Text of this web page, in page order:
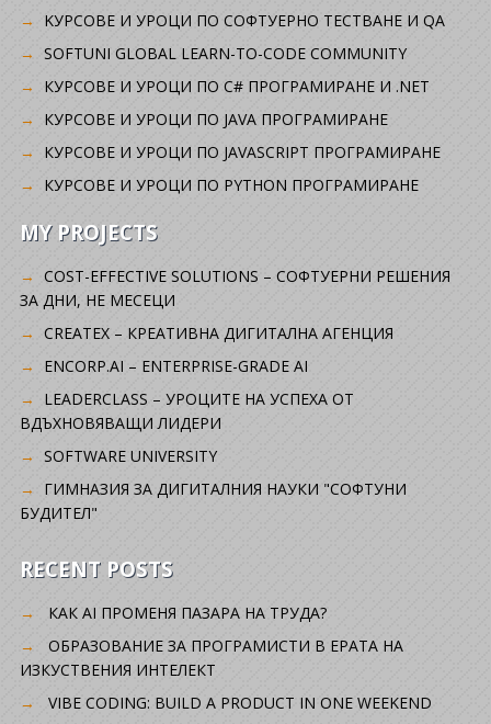
KУРСОВЕ И УРОЦИ ПО СОФТУЕРНО ТЕСТВАНЕ И QA
SOFTUNI GLOBAL LEARN-TO-CODE COMMUNITY
КУРСОВЕ И УРОЦИ ПО C# ПРОГРАМИРАНЕ И .NET
КУРСОВЕ И УРОЦИ ПО JAVA ПРОГРАМИРАНЕ
КУРСОВЕ И УРОЦИ ПО JAVASCRIPT ПРОГРАМИРАНЕ
КУРСОВЕ И УРОЦИ ПО PYTHON ПРОГРАМИРАНЕ
MY PROJECTS
COST-EFFECTIVE SOLUTIONS – СОФТУЕРНИ РЕШЕНИЯ
ЗА ДНИ, НЕ МЕСЕЦИ
CREATEX – КРЕАТИВНА ДИГИТАЛНА АГЕНЦИЯ
ENCORP.AI – ENTERPRISE-GRADE AI
LEADERCLASS – УРОЦИТЕ НА УСПЕХА ОТ
ВДЪХНОВЯВАЩИ ЛИДЕРИ
SOFTWARE UNIVERSITY
ГИМНАЗИЯ ЗА ДИГИТАЛНИЯ НАУКИ "СОФТУНИ
БУДИТЕЛ"
RECENT POSTS
КАК AI ПРОМЕНЯ ПАЗАРА НА ТРУДА?
ОБРАЗОВАНИЕ ЗА ПРОГРАМИСТИ В ЕРАТА НА
ИЗКУСТВЕНИЯ ИНТЕЛЕКТ
VIBE CODING: BUILD A PRODUCT IN ONE WEEKEND